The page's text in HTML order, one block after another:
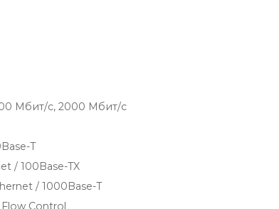
Мбит/с, 2000 Мбит/с
T
/ 100Base-TX
/ 1000Base-T
Control